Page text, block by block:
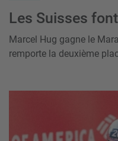
Les Suisses
Marcel Hug gagne le
remporte la deuxième